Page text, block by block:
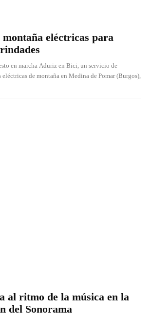
eléctricas para
en marcha Aduriz en Bici, un servicio de
de montaña en Medina de Pomar (Burgos),
al ritmo de la música en la
del Sonorama